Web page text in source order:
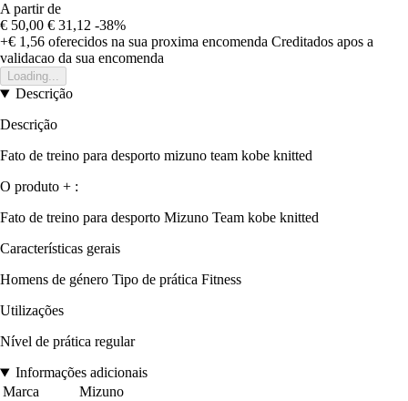
A partir de
€ 50,00 € 31,12 -38%
+€ 1,56 oferecidos na sua proxima encomenda Creditados apos a
validacao da sua encomenda
Loading...
Descrição
Descrição
Fato de treino para desporto mizuno team kobe knitted
O produto + :
Fato de treino para desporto Mizuno Team kobe knitted
Características gerais
Homens de género Tipo de prática Fitness
Utilizações
Nível de prática regular
Informações adicionais
Marca
Mizuno